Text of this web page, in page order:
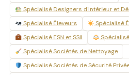
Spécialisé Designers d'Intérieur et
Spécialisé Éleveurs
Spécialisé
Spécialisé ESN et SSII
Spécialisé Sociétés de Nettoyage
Spécialisé Sociétés de Sécurité